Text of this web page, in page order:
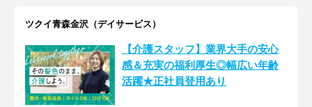
ツクイ青森金沢（デイサービス）
【介護スタッフ】業界大手の安心
感＆充実の福利厚生◎幅広い年齢
活躍★正社員登用あり